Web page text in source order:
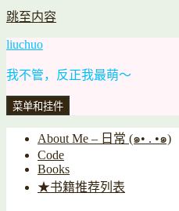
跳至内容
liuchuo
我不管，反正我最萌～
菜单和挂件
About Me – 日常 (๑• . •๑)
Code
Books
★书籍推荐列表